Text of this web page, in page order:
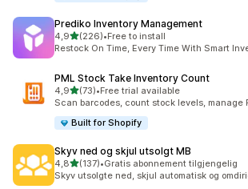
Prediko Inventory Management
4,9av 5 stjerner
(226)
Totalt 226 omtaler
•Free to install
Restock On Time, Every Time With Smart
PML Stock Take Inventory Count
4,9av 5 stjerner
(73)
Totalt 73 omtaler
•Free trial available
Scan barcodes, count stock levels, manage
Built for Shopify
Skyv ned og skjul utsolgt MB
4,8av 5 stjerner
(137)
Totalt 137 omtaler
•Gratis abonnement tilgjengelig
Skyv utsolgte ned, skjul automatisk og